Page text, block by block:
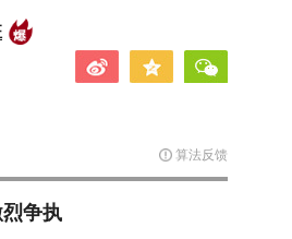
算法反馈
争执